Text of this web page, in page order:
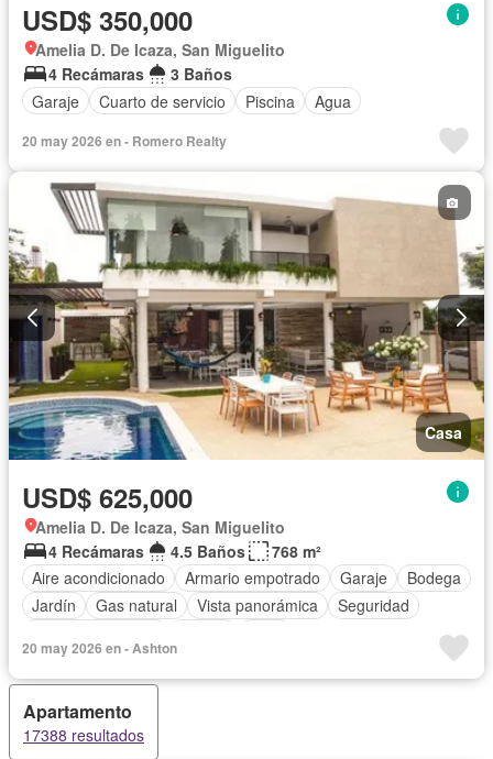
USD$ 350,000
Amelia D. De Icaza, San Miguelito
4 Recámaras
3 Baños
Garaje
Cuarto de servicio Piscina Agua
20 may 2026 en - Romero Realty
Casa
USD$ 625,000
Amelia D. De Icaza, San Miguelito
4 Recámaras
4.5 Baños
768 m²
Aire acondicionado
Armario empotrado Garaje
Bodega
Jardín
Gas natural Vista panorámica
Seguridad
20 may 2026 en - Ashton
Apartamento
17388 resultados